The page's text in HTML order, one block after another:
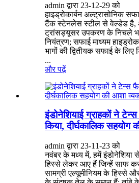
admin द्वारा 23-12-29 को
हाइड्रोकार्बन अल्ट्रासोनिक
टैंक स्टेनलेस स्टील से वेल्डेड है,
ट्रांसड्यूसर उपकरण के निचले
नियंत्रण; सफाई माध्यम
भागों की द्वितीयक सफाई के लिए
...
और पढ़ें
इंडोनेशियाई ग्राहकों ने टेन्स
किया, दीर्घकालिक सहयोग
admin द्वारा 23-11-23 को
नवंबर के मध्य में, हमें इंडोनेशिया
हिस्से लेकर आए हैं जिन्हें साफ
सामग्री एल्यूमीनियम के हिस्से